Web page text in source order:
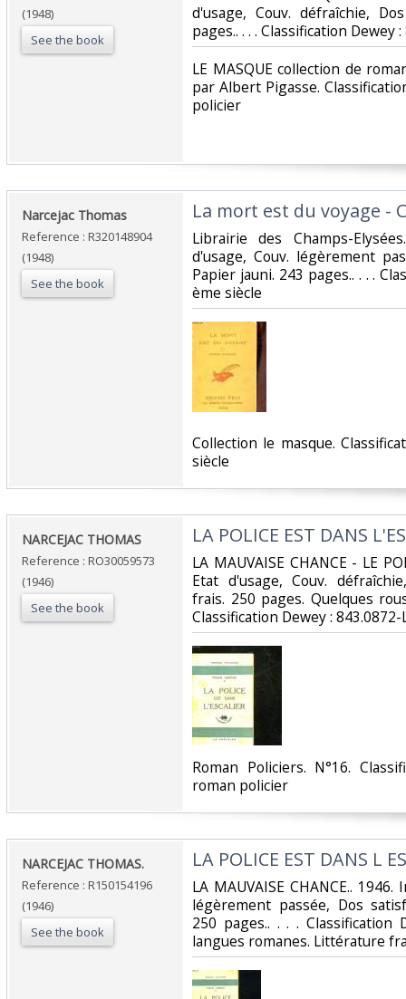
(1948)
See the book
d'usage, Couv. défraîchie,
pages.. . . . Classification
‎LE MASQUE collection de
par Albert Pigasse.
policier‎
‎Narcejac Thomas‎
Reference : R320148904
(1948)
See the book
‎La mort est du voyage -
‎Librairie des Champs-
d'usage, Couv. légèrement
Papier jauni. 243 pages.. . . .
ème siècle‎
‎Collection le masque.
siècle‎
‎NARCEJAC THOMAS‎
Reference : RO30059573
(1946)
See the book
‎LA POLICE EST DANS
‎LA MAUVAISE CHANCE - LE
Etat d'usage, Couv.
frais. 250 pages. Quelques
Classification Dewey :
‎Roman Policiers. N°16.
roman policier‎
‎NARCEJAC THOMAS.‎
Reference : R150154196
(1946)
See the book
‎LA POLICE EST DANS L
‎LA MAUVAISE CHANCE..
légèrement passée, Dos
250 pages.. . . . Classification
langues romanes. Littérature